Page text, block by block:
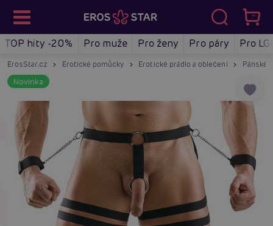
TOP hity -20% Pro muže Pro ženy Pro páry Pro
ErosStar.cz Erotické pomůcky Erotické prádlo a oblečení Pánské
Novinka